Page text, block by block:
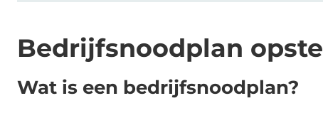
Bedrijfsnoodplan
Wat is een bedrijfsnoodplan?